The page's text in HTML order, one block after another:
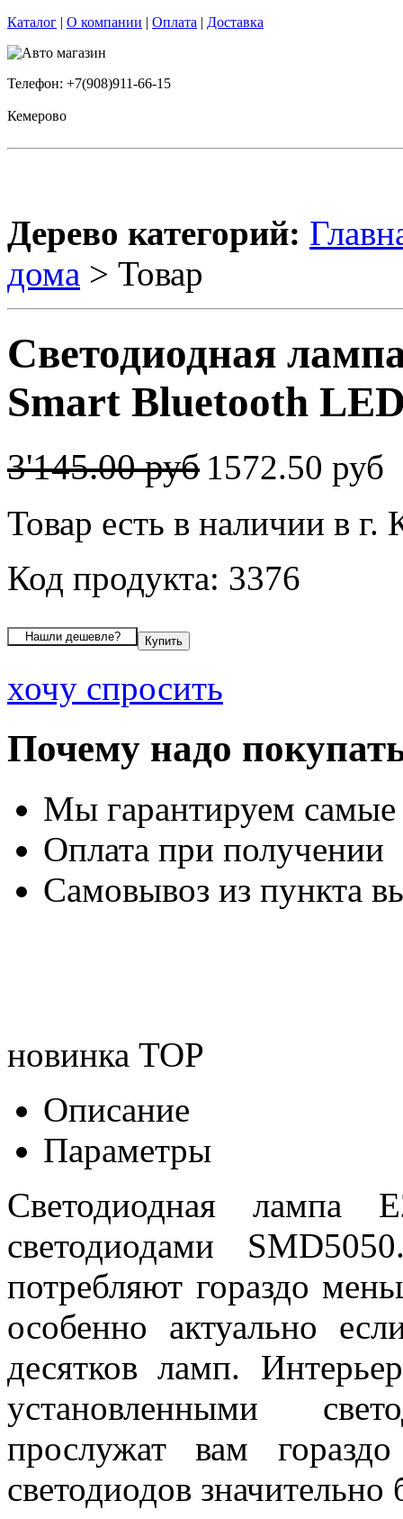
Каталог | О компании | Оплата | Доставка
Телефон: +7(908)911-66-15
Кемерово
Дерево категорий:
дома > Товар
Светодиодная
Smart Bluetooth
3'145.00 руб 1572.50 руб
Товар есть в наличии в г.
Код продукта: 3376
хочу спросить
Почему надо
Мы гарантируем
Оплата при получении
Самовывоз из пункта
новинка TOP
Описание
Параметры
Светодиодная
светодиодами
потребляют гораздо
особенно актуально
десятков ламп.
установленными
прослужат вам
светодиодов значительно